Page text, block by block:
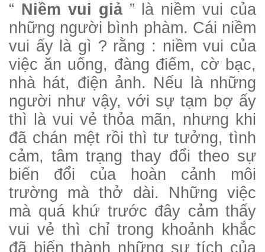
“ Niềm vui giả” là niềm vui của
những người bình phàm. Cái niềm
vui ấy là gì ? rằng : niềm vui của
việc ăn uống, đàng điếm, cờ bạc,
nhà hát, điện ảnh. Nếu là những
người như vậy, với sự tạm bợ ấy
thì là vui vẻ thỏa mãn, nhưng khi
đã chán mệt rồi thì tư tưởng, tình
cảm, tâm trạng thay đổi theo sự
biến đổi của hoàn cảnh môi
trường mà thở dài. Những việc
mà quá khứ trước đây cảm thấy
vui vẻ thì chỉ trong khoảnh khắc
đã biến thành những sự tích của